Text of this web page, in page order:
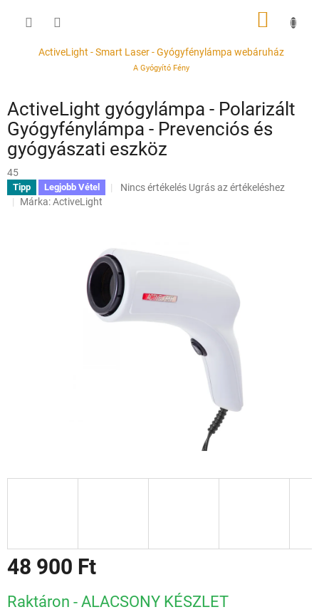
tartalomhozActiveLight - Smart Laser - Gyógyfénylámpa webáruház
A Gyógyító Fény
KOSÁR
ActiveLight gyógylámpa - Polarizált
Gyógyfénylámpa - Prevenciós és
gyógyászati eszköz
45
Tipp Legjobb Vétel
A
0,0
csillag.
Nincs értékelés Ugrás az értékeléshez
Márka:ActiveLight
48 900 Ft
Raktáron - ALACSONY KÉSZLET